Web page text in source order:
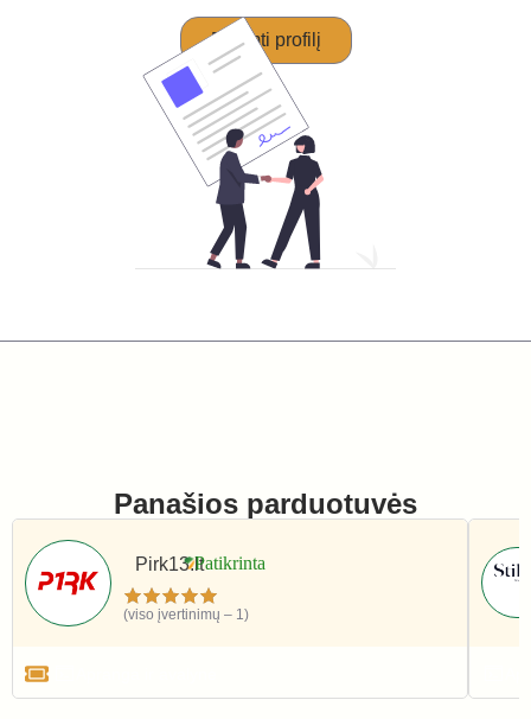
Perimti profilį
Panašios parduotuvės
Pirk13.lt
(viso įvertinimų – 1)